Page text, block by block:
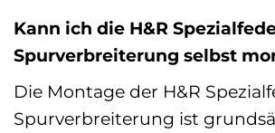
Kann ich die H&R
Spurverbreiterung selbst
Die Montage der H&R
Spurverbreiterung ist